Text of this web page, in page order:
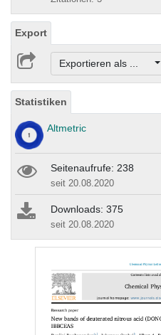
Export
Exportieren als ...
Statistiken
Altmetric
Seitenaufrufe: 238
seit 20.08.2020
Downloads: 375
seit 20.08.2020